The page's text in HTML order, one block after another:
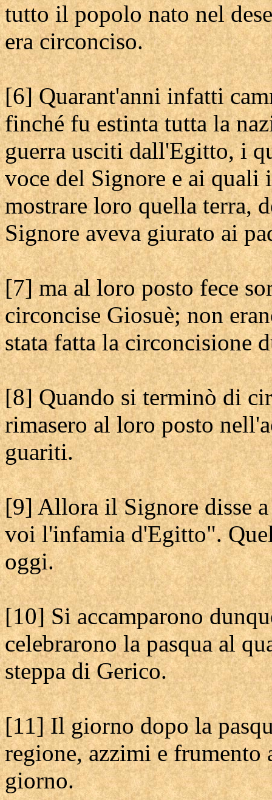
tutto il popolo nato nel
era circonciso.
[6] Quarant'anni infatti
finché fu estinta tutta la
guerra usciti dall'Egitto, i
voce del Signore e ai
mostrare loro quella terra,
Signore aveva giurato ai
[7] ma al loro posto fece
circoncise Giosuè; non
stata fatta la circoncisione
[8] Quando si terminò di
rimasero al loro posto
guariti.
[9] Allora il Signore disse
voi l'infamia d'Egitto".
oggi.
[10] Si accamparono
celebrarono la pasqua al
steppa di Gerico.
[11] Il giorno dopo la
regione, azzimi e
giorno.